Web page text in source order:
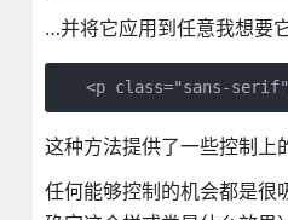
…并将它应用到任意我想要
<p class="sans-
这种方法提供了一些控制上
任何能够控制的机会都是很